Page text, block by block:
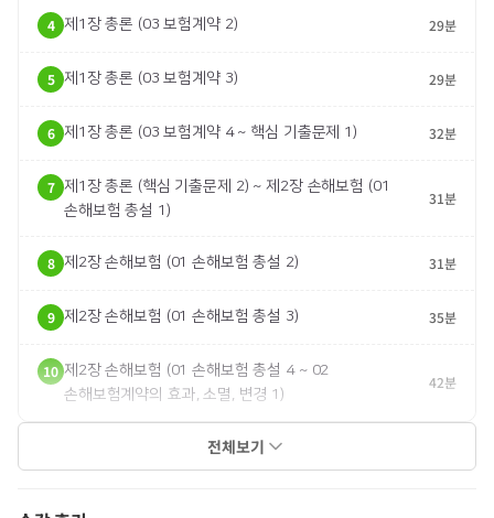
4 제1장 총론 (03 보험계약 2) 29분
5 제1장 총론 (03 보험계약 3) 29분
6 제1장 총론 (03 보험계약 4 ~ 핵심 기출문제 1) 32분
7 제1장 총론 (핵심 기출문제 2) ~ 제2장 손해보험 (01
손해보험 총설 1)
31분
8 제2장 손해보험 (01 손해보험 총설 2) 31분
9 제2장 손해보험 (01 손해보험 총설 3) 35분
10 제2장 손해보험 (01 손해보험 총설 4 ~ 02
손해보험계약의 효과, 소멸, 변경 1)
42분
전체보기